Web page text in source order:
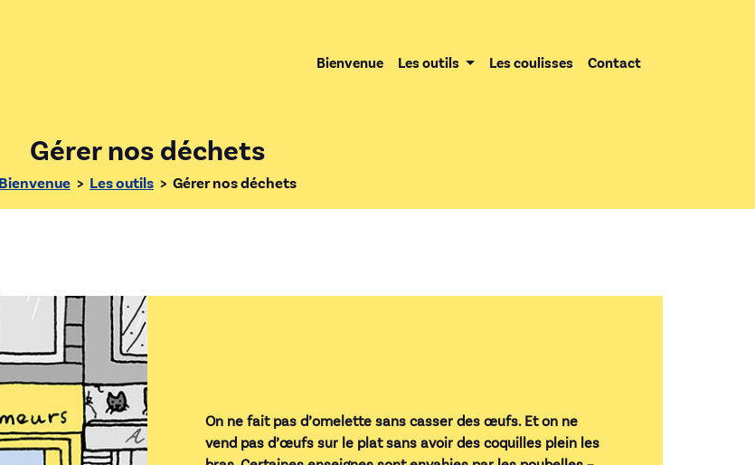
Bienvenue Les outils Les coulisses Contact
Gérer nos déchets
Bienvenue > Les outils > Gérer nos déchets
On ne fait pas d’omelette sans casser des œufs. Et on ne
vend pas d’œufs sur le plat sans avoir des coquilles plein les